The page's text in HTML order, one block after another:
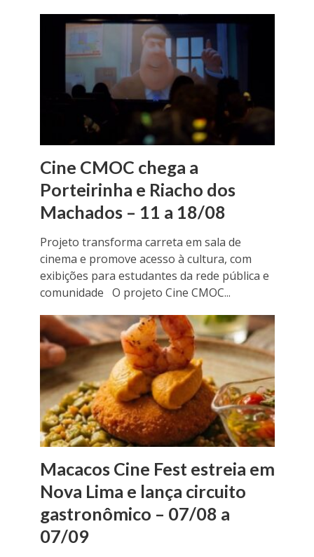
Cine CMOC chega a
Porteirinha e Riacho dos
Machados – 11 a 18/08
Projeto transforma carreta em sala de
cinema e promove acesso à cultura, com
exibições para estudantes da rede pública e
comunidade O projeto Cine CMOC...
Macacos Cine Fest estreia em
Nova Lima e lança circuito
gastronômico – 07/08 a
07/09